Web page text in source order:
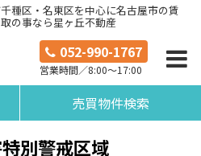
種区・名東区を中心に名古屋市の賃
の事なら星ヶ丘不動産
052-990-1767
営業時間／8:00～17:00
売買物件検索
別警戒区域